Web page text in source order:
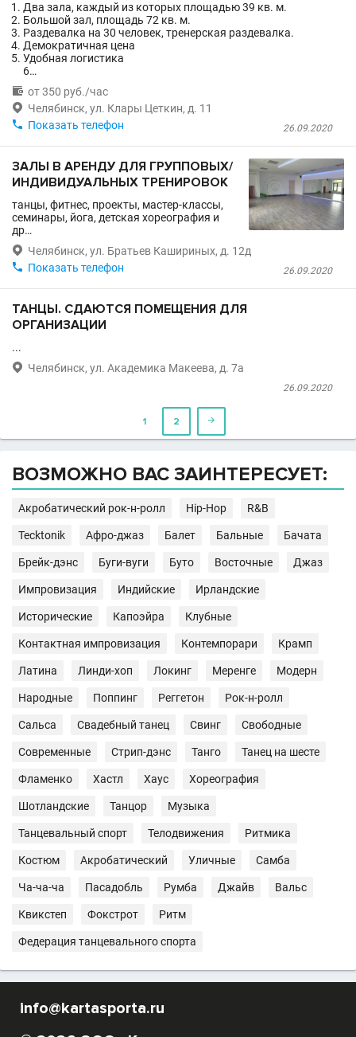
Два зала, каждый из которых площадью 39 кв. м.
Большой зал, площадь 72 кв. м.
Раздевалка на 30 человек, тренерская раздевалка.
Демократичная цена
Удобная логистика
6…
 от 350 руб./час
 Челябинск, ул. Клары Цеткин, д. 11
26.09.2020
 Показать телефон
ЗАЛЫ В АРЕНДУ ДЛЯ ГРУППОВЫХ/
ИНДИВИДУАЛЬНЫХ ТРЕНИРОВОК
танцы, фитнес, проекты, мастер-классы,
семинары, йога, детская хореография и
др…
 Челябинск, ул. Братьев Кашириных, д. 12д
26.09.2020
 Показать телефон
ТАНЦЫ. СДАЮТСЯ ПОМЕЩЕНИЯ ДЛЯ
ОРГАНИЗАЦИИ
...
 Челябинск, ул. Академика Макеева, д. 7а
26.09.2020
1 2 
ВОЗМОЖНО ВАС ЗАИНТЕРЕСУЕТ:
Акробатический рок-н-ролл Hip-Hop R&B
Tecktonik Афро-джаз Балет Бальные Бачата
Брейк-дэнс Буги-вуги Буто Восточные Джаз
Импровизация Индийские Ирландские
Исторические Капоэйра Клубные
Контактная импровизация Контемпорари Крамп
Латина Линди-хоп Локинг Меренге Модерн
Народные Поппинг Реггетон Рок-н-ролл
Сальса Свадебный танец Свинг Свободные
Современные Стрип-дэнс Танго Танец на шесте
Фламенко Хастл Хаус Хореография
Шотландские Танцор Музыка
Танцевальный спорт Телодвижения Ритмика
Костюм Акробатический Уличные Самба
Ча-ча-ча Пасадобль Румба Джайв Вальс
Квикстеп Фокстрот Ритм
Федерация танцевального спорта
info@kartasporta.ru